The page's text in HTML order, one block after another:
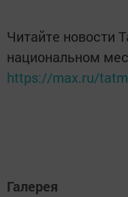
Читайте новости
национальном
https://max.ru/
Галерея